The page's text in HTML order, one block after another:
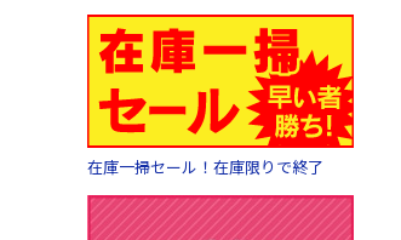
在庫一掃セール！在庫限りで終了